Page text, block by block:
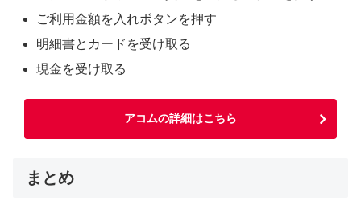
ご利用金額を入れボタンを押す
明細書とカードを受け取る
現金を受け取る
アコムの詳細はこちら
まとめ